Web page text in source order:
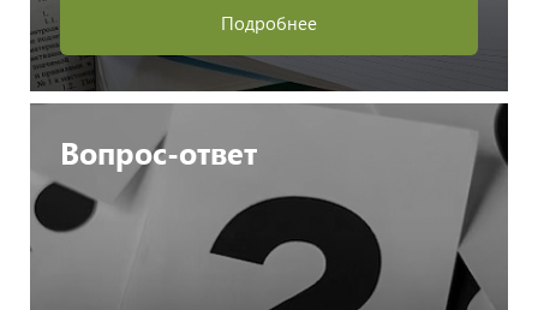
Подробнее
Вопрос-ответ